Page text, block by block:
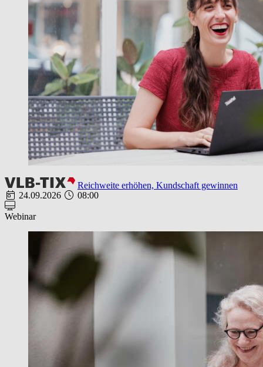
Reichweite erhöhen, Kundschaft gewinnen
24.09.2026
08:00
Webinar